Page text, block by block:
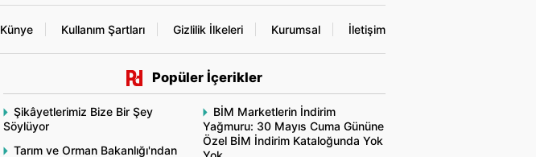
Künye Kullanım Şartları Gizlilik İlkeleri Kurumsal İletişim
Popüler İçerikler
Şikâyetlerimiz Bize Bir Şey
Söylüyor
Tarım ve Orman Bakanlığı'ndan
BİM Marketlerin İndirim
Yağmuru: 30 Mayıs Cuma Gününe
Özel BİM İndirim Kataloğunda Yok